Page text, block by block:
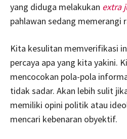
yang diduga melakukan extra
pahlawan sedang memerangi
Kita kesulitan memverifikasi
percaya apa yang kita yakini.
mencocokan pola-pola
tidak sadar. Akan lebih sulit
memiliki opini politik atau
mencari kebenaran obyektif.